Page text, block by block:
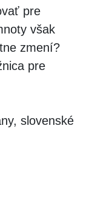
pre
však
zmení?
pre
slovenské